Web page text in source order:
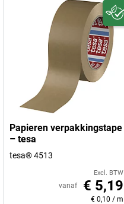
Papieren verpakkingstape
– tesa
tesa® 4513
Excl. BTW
vanaf € 5,19
€ 0,10 / m